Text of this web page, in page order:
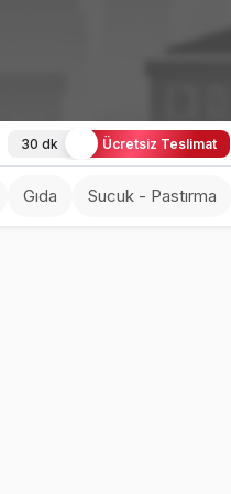
30 dk Ücretsiz Teslimat
Gıda Sucuk - Pastırma